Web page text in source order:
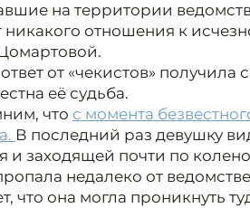
на территории
отношения к
от «чекистов»
её судьба.
что с момента
В последний раз девушку
и заходящей почти по
недалеко от
что она могла проникнуть